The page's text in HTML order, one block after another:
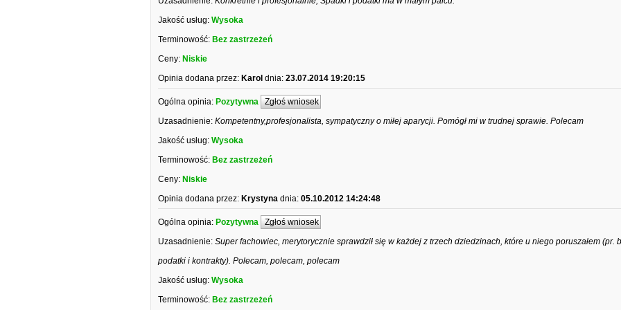
Jakość usług: Wysoka
Terminowość: Bez zastrzeżeń
Ceny: Niskie
Opinia dodana przez: Karol dnia: 23.07.2014 19:20:15
Ogólna opinia: Pozytywna Zgłoś wniosek
Uzasadnienie: Kompetentny,profesjonalista, sympatyczny o miłej aparycji. Pomógł mi w trudnej sprawie. Polecam
Jakość usług: Wysoka
Terminowość: Bez zastrzeżeń
Ceny: Niskie
Opinia dodana przez: Krystyna dnia: 05.10.2012 14:24:48
Ogólna opinia: Pozytywna Zgłoś wniosek
Uzasadnienie: Super fachowiec, merytorycznie sprawdził się w każdej z trzech dziedzinach, które u niego poruszałem (pr.
podatki i kontrakty). Polecam, polecam, polecam
Jakość usług: Wysoka
Terminowość: Bez zastrzeżeń